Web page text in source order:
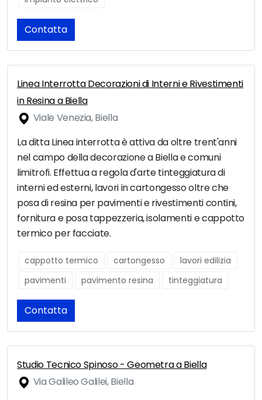
Contatta
Linea Interrotta Decorazioni di Interni e Rivestimenti
in Resina a Biella
Viale Venezia, Biella
La ditta Linea interrotta è attiva da oltre trent'anni
nel campo della decorazione a Biella e comuni
limitrofi. Effettua a regola d'arte tinteggiatura di
interni ed esterni, lavori in cartongesso oltre che
posa di resina per pavimenti e rivestimenti contini,
fornitura e posa tappezzeria, isolamenti e cappotto
termico per facciate.
cappotto termico cartongesso
lavori edilizia
pavimenti
pavimento resina tinteggiatura
Contatta
Studio Tecnico Spinoso - Geometra a Biella
Via Galileo Galilei, Biella